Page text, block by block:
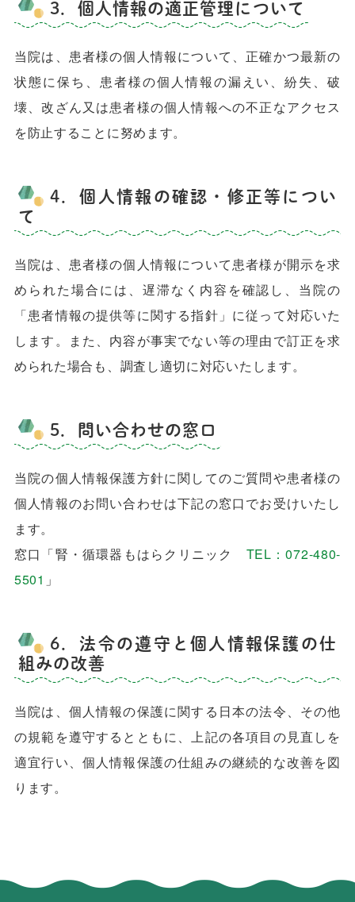
3．個人情報の適正管理について
当院は、患者様の個人情報について、正確かつ最新の
状態に保ち、患者様の個人情報の漏えい、紛失、破
壊、改ざん又は患者様の個人情報への不正なアクセス
を防止することに努めます。
4．個人情報の確認・修正等につい
て
当院は、患者様の個人情報について患者様が開示を求
められた場合には、遅滞なく内容を確認し、当院の
「患者情報の提供等に関する指針」に従って対応いた
します。また、内容が事実でない等の理由で訂正を求
められた場合も、調査し適切に対応いたします。
5．問い合わせの窓口
当院の個人情報保護方針に関してのご質問や患者様の
個人情報のお問い合わせは下記の窓口でお受けいたし
ます。
窓口「腎・循環器もはらクリニック TEL：072-480-
5501 」
6．法令の遵守と個人情報保護の仕
組みの改善
当院は、個人情報の保護に関する日本の法令、その他
の規範を遵守するとともに、上記の各項目の見直しを
適宜行い、個人情報保護の仕組みの継続的な改善を図
ります。